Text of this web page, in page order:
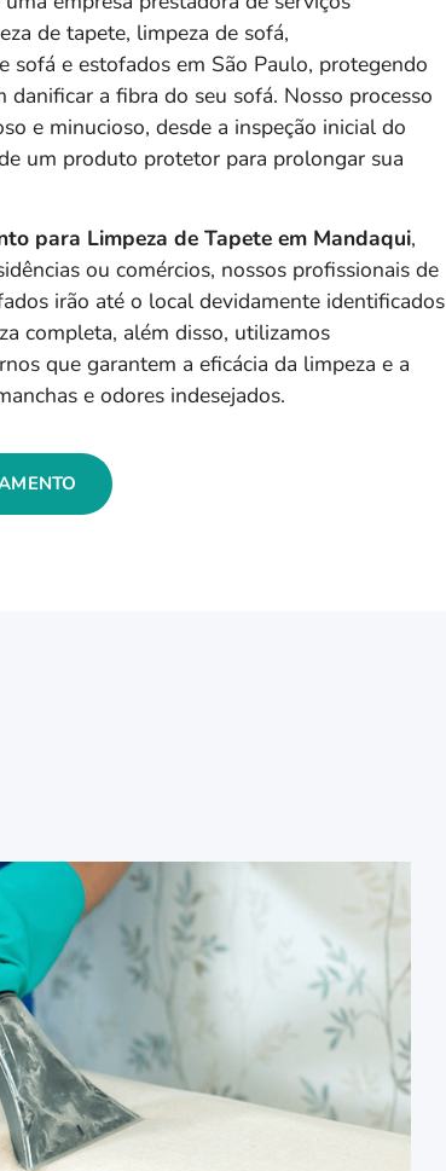
de tapete, limpeza de sofá,
sofá e estofados em São Paulo, protegendo
danificar a fibra do seu sofá. Nosso processo
e minucioso, desde a inspeção inicial do
um produto protetor para prolongar sua
para Limpeza de Tapete em Mandaqui,
ou comércios, nossos profissionais de
irão até o local devidamente identificados
completa, além disso, utilizamos
que garantem a eficácia da limpeza e a
e odores indesejados.